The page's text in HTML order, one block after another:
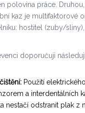
polovina práce.
kaz je multifaktorové
hostitel (zuby/
doporučuji
Použití
a interdentálních
nestačí odstranit plak z